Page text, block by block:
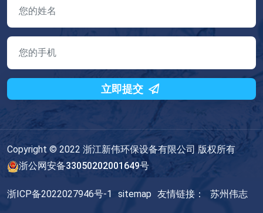
立即提交
Copyright © 2022 浙江新伟环保设备有限公司 版权所有
浙公网安备33050202001649号
浙ICP备2022027946号-1 sitemap 友情链接： 苏州伟志